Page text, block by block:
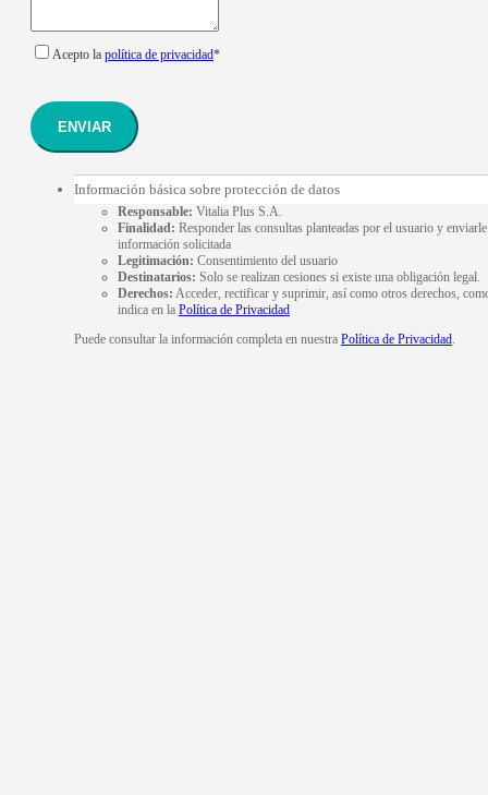
Acepto la política de privacidad*
ENVIAR
Información básica sobre protección de datos
Responsable: Vitalia Plus S.A.
Finalidad: Responder las consultas planteadas por el usuario y
información solicitada
Legitimación: Consentimiento del usuario
Destinatarios: Solo se realizan cesiones si existe una obligación legal.
Derechos: Acceder, rectificar y suprimir, así como otros derechos,
indica en la Política de Privacidad
Puede consultar la información completa en nuestra Política de Privacidad.